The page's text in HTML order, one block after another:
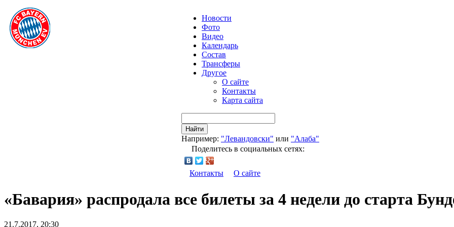
Новости
Фото
Видео
Календарь
Состав
Трансферы
Другое
О сайте
Контакты
Карта сайта
Найти
Например: "Левандовски" или "Алаба"
Поделитесь в социальных сетях:
Контакты О сайте
«Бавария» распродала все билеты за 4 недели до старта
21.7.2017, 20:30